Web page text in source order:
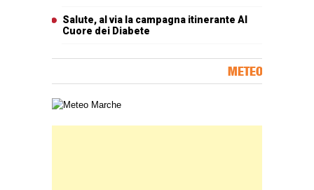
Salute, al via la campagna itinerante Al
Cuore dei Diabete
METEO
Carta meteorologica delle Marche